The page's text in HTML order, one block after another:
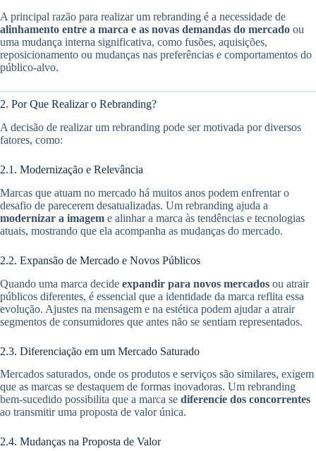
A principal razão para realizar um rebranding é a necessidade de
alinhamento entre a marca e as novas demandas do mercado ou
uma mudança interna significativa, como fusões, aquisições,
reposicionamento ou mudanças nas preferências e comportamentos do
público-alvo.
2. Por Que Realizar o Rebranding?
A decisão de realizar um rebranding pode ser motivada por diversos
fatores, como:
2.1. Modernização e Relevância
Marcas que atuam no mercado há muitos anos podem enfrentar o
desafio de parecerem desatualizadas. Um rebranding ajuda a
modernizar a imagem e alinhar a marca às tendências e tecnologias
atuais, mostrando que ela acompanha as mudanças do mercado.
2.2. Expansão de Mercado e Novos Públicos
Quando uma marca decide expandir para novos mercados ou atrair
públicos diferentes, é essencial que a identidade da marca reflita essa
evolução. Ajustes na mensagem e na estética podem ajudar a atrair
segmentos de consumidores que antes não se sentiam representados.
2.3. Diferenciação em um Mercado Saturado
Mercados saturados, onde os produtos e serviços são similares, exigem
que as marcas se destaquem de formas inovadoras. Um rebranding
bem-sucedido possibilita que a marca se diferencie dos concorrentes
ao transmitir uma proposta de valor única.
2.4. Mudanças na Proposta de Valor